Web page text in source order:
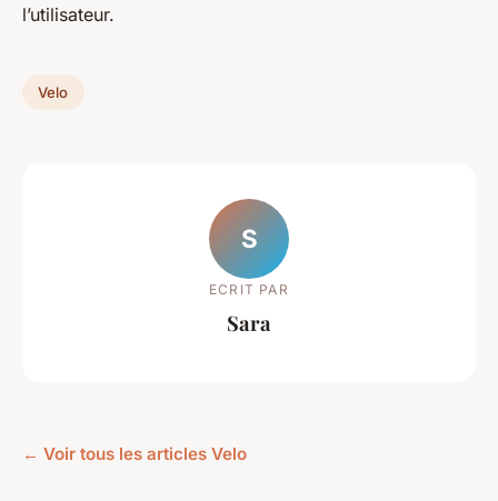
l’utilisateur.
Velo
S
ECRIT PAR
Sara
← Voir tous les articles Velo